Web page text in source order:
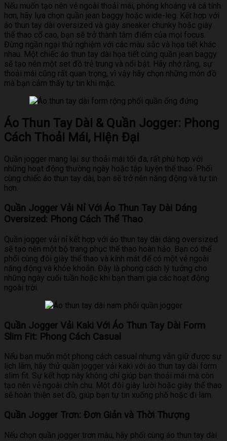
Nếu muốn tạo nên vẻ ngoài thoải mái, phóng khoáng và cá tính
hơn, hãy lựa chọn quần jean baggy hoặc wide-leg. Kết hợp với
áo thun tay dài oversized và giày sneaker chunky hoặc giày
thể thao cổ cao, bạn sẽ trở thành tâm điểm của mọi focus.
Đừng ngần ngại thử nghiệm với các màu sắc và họa tiết khác
nhau. Một chiếc áo thun tay dài họa tiết cùng quần jean baggy
sẽ tạo nên một set đồ trẻ trung và nổi bật. Hãy nhớ rằng, sự
thoải mái cũng rất quan trọng, vì vậy hãy chọn những món đồ
mà bạn cảm thấy tự tin khi mặc.
Áo Thun Tay Dài & Quần Jogger: Phong
Cách Thoải Mái, Hiện Đại
Quần jogger mang lại sự thoải mái tối đa, rất phù hợp với
những hoạt động thường ngày hoặc tập luyện thể thao. Phối
cùng chiếc áo thun tay dài, bạn sẽ trở nên năng động và tự tin
hơn.
Quần Jogger Vải Nỉ Với Áo Thun Tay Dài Dáng
Oversized: Phong Cách Thể Thao
Quần jogger vải nỉ kết hợp với áo thun tay dài dáng oversized
sẽ tạo nên một bộ trang phục thể thao hoàn hảo. Bạn có thể
phối cùng đôi giày thể thao và kính mát để có một vẻ ngoài
năng động và khỏe khoắn. Đây là phong cách lý tưởng cho
những ngày cuối tuần hoặc khi bạn tham gia các hoạt động
ngoài trời.
Quần Jogger Vải Kaki Với Áo Thun Tay Dài Form
Slim Fit: Phong Cách Casual
Nếu bạn muốn một phong cách casual nhưng vẫn giữ được sự
lịch lãm, hãy thử quần jogger vải kaki với áo thun tay dài form
slim fit. Sự kết hợp này không chỉ giúp bạn thoải mái mà còn
tạo nên vẻ ngoài chỉn chu. Một đôi giày lười hoặc giày thể thao
sẽ hoàn thiện set đồ, giúp bạn tự tin xuống phố hoặc đi làm.
Quần Jogger Trơn: Đơn Giản và Thời Thượng
Nếu chọn quần jogger trơn màu, hãy phối cùng áo thun tay dài